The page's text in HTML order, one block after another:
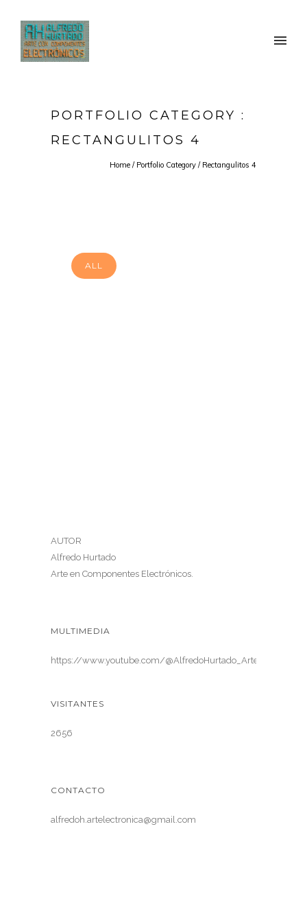
PORTFOLIO CATEGORY :
RECTANGULITOS 4
Home / Portfolio Category / Rectangulitos 4
ALL
AUTOR
Alfredo Hurtado
Arte en Componentes Electrónicos.
MULTIMEDIA
https://www.youtube.com/@AlfredoHurtado_ArteElectronica
VISITANTES
2656
CONTACTO
alfredoh.artelectronica@gmail.com